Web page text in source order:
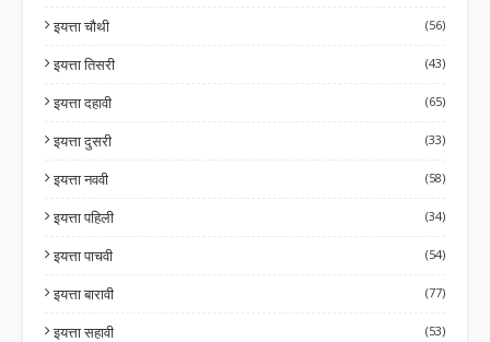
इयत्ता चौथी (56)
इयत्ता तिसरी (43)
इयत्ता दहावी (65)
इयत्ता दुसरी (33)
इयत्ता नववी (58)
इयत्ता पहिली (34)
इयत्ता पाचवी (54)
इयत्ता बारावी (77)
इयत्ता सहावी (53)